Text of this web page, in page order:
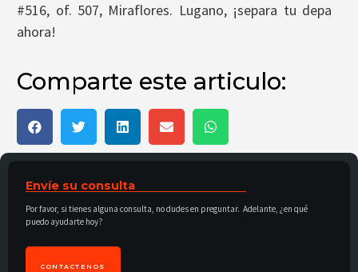
#516, of. 507, Miraflores. Lugano, ¡separa tu depa
ahora!
Comparte este articulo:
Envíe su consulta
Por favor, si tienes alguna consulta, no dudes en preguntar. Adelante, ¿en qué
puedo ayudarte hoy?
CONTACTENOS